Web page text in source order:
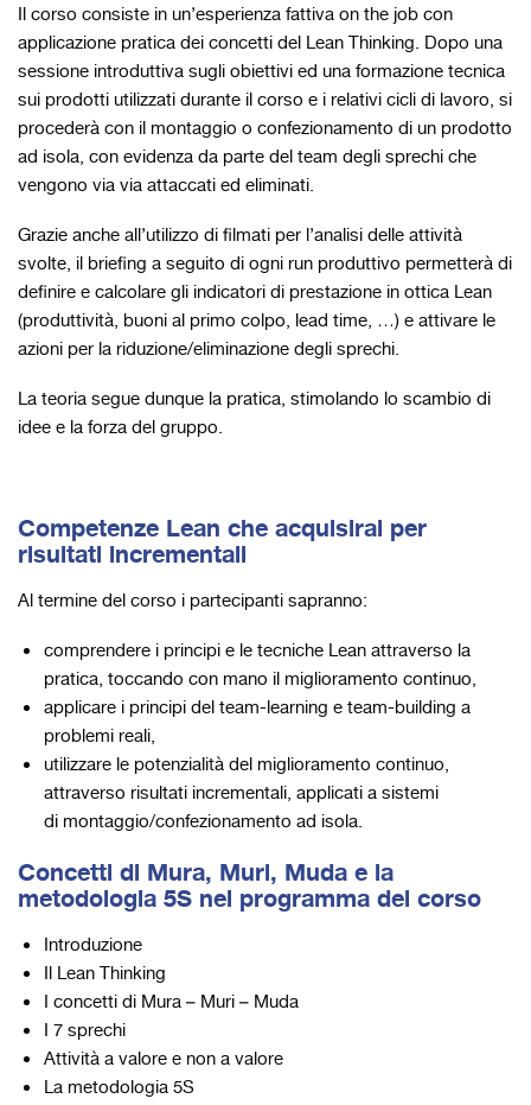
Il corso consiste in un’esperienza fattiva on the job con
applicazione pratica dei concetti del Lean Thinking. Dopo una
sessione introduttiva sugli obiettivi ed una formazione tecnica
sui prodotti utilizzati durante il corso e i relativi cicli di lavoro, si
procederà con il montaggio o confezionamento di un prodotto
ad isola, con evidenza da parte del team degli sprechi che
vengono via via attaccati ed eliminati.
Grazie anche all’utilizzo di filmati per l’analisi delle attività
svolte, il briefing a seguito di ogni run produttivo permetterà di
definire e calcolare gli indicatori di prestazione in ottica Lean
(produttività, buoni al primo colpo, lead time, …) e attivare le
azioni per la riduzione/eliminazione degli sprechi.
La teoria segue dunque la pratica, stimolando lo scambio di
idee e la forza del gruppo.
Competenze Lean che acquisirai per
risultati incrementali
Al termine del corso i partecipanti sapranno:
comprendere i principi e le tecniche Lean attraverso la
pratica, toccando con mano il miglioramento continuo,
applicare i principi del team-learning e team-building a
problemi reali,
utilizzare le potenzialità del miglioramento continuo,
attraverso risultati incrementali, applicati a sistemi
di montaggio/confezionamento ad isola.
Concetti di Mura, Muri, Muda e la
metodologia 5S nel programma del corso
Introduzione
Il Lean Thinking
I concetti di Mura – Muri – Muda
I 7 sprechi
Attività a valore e non a valore
La metodologia 5S